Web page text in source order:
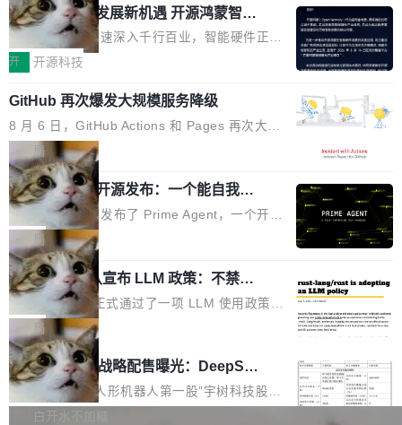
高了。全域营销服务商的竞争正在从规模转向深
度,案例厚度、全域覆盖、多线协同...
或造假。问题是，作为读者，如果你筛选出那些
看起来最令人兴奋的论文，那它们大部分都是过
度宣传的。」 这才是真正的痛点。不是所有论文
都有问题，是最吸引眼球的那批论文最有问题。
他引用的帖子来自 Mathew Shen，一位 ICLR 2
026 的读者：「看了篇 ...
的早期工程师之一，在 Grok 训练基础设施团队
工作过。近日他在 X 上发了一条帖子，列出了他
认为现代 AI 领域最重要的三个开源项目。 第一
理由很具体。FA 系列不需要解释，但 FA2 是他
认为最重要的一个——复杂度恰到好处，刚好能
驱动你去学 CuTe，但还没被那些"邪恶的" Hopp
er++ 优化所淹没，足够容易修改和适配。 更关
键的是 FA2 的持久性...
共商智能硬件发展新机遇 开源鸿蒙智能
硬件开发者日杭州站即将举行
随着万物智联加速深入千行百业，智能硬件正从
单点设备迈向智能化、网联化、协同化发展。作
鸿蒙通过统一技术底座和分布式能力，为不同类
型智能设备的开发、连接与互联提供关键支撑，
也为产业链企业探索产品创新与商业增长打开新
的空间。 8月14日，开源鸿蒙智能硬件开发者日
（OHDD：OpenHarmony Hardware Develope
r Day）将在杭州启航。活动面向智能硬件产业
链企业和开发者，邀请行业专家与资深技术顾
问，围绕开源鸿蒙技术能力、设备适配、芯片适
配、功耗与稳定性调优、兼容性测评及统一互联
等内容展开系统讲解和实战交流，帮助企业进一
步了解开源鸿蒙在智能...
开 开源科技
GitHub 再次爆发大规模服务降级
8 月 6 日，GitHub Actions 和 Pages 再次大规
模服务降级，Actions 完全不可用超过 5 小时，
webhook 停发，连自托管 runner 也因调度层故
障无法工作。Pages、Copilot code review、C
opilot coding agent 全部受影响。从检测到完全
恢复，大约 12 小时。 这是 2026 年 8 月的第六
起事故，其中四起与 AI/Copilot 服务相关。 Git
Hub 员工 kdaigle 在 HN 讨论中贴出了一组数
据：2025 年全年 10 亿次 commit。现在，每周
2.75 亿次，全年预计 140 亿次。GitHub...
局
Prime Agent 开源发布：一个能自我改
进的编程 Agent，ARC-AGI 3 超越人类
专家基线
Prime Intellect 发布了 Prime Agent，一个开源
的编程 Agent Harness，核心设计围绕两个抽
象：Recursive Language Model（RLM）和 C
ontinual Harness。在 ARC-AGI 3 基准测试
上，Prime Agent + Opus 5 的组合达到了 95.
5% RHAE Best@1，超过了 ARC 报告的人类专
家基线 95.4%。 不是又一个 coding agent 包装
器 Prime Agent 的架构和市面上大多数 coding
agent 有本质区别。大多数 agent harness 的设
计是基于早期模型的能力—...
局
Rust 项目团队宣布 LLM 政策：不禁
止，但你要承认哪些代码不是你写的
Rust 语言项目正式通过了一项 LLM 使用政策，
覆盖 rust-lang/rust 单一仓库的代码贡献。这不
是项目级别的官方立场，目前由五个团队采纳，
但它可能是主流开源项目中关于 AI 辅助贡献最
细致的一份规则。 政策的核心只有一句话：LLM
可以用来分析、提炼、审阅、建议，但不能用来
局
宇树科技 IPO 战略配售曝光：DeepSe
ek 获配 93.3 万股，锁定 36 个月
8月6日晚间，“人形机器人第一股”宇树科技股份
有限公司披露IPO发行价格及战略配售结果，杭
白开水不加糖